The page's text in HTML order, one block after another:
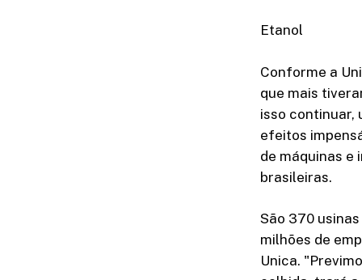
Etanol
Conforme a
que mais
isso continuar,
efeitos
de máquinas e
brasileiras.
São 370
milhões de
Unica.